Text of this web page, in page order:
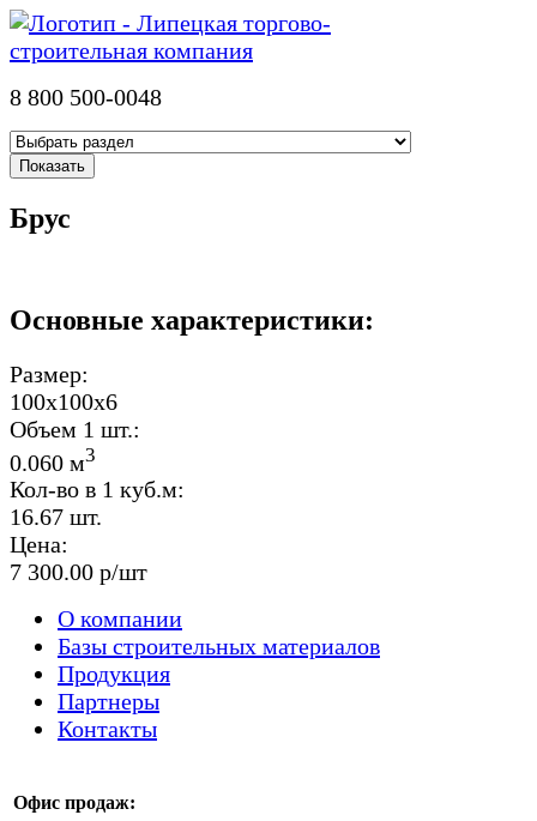
8 800 500-0048
Брус
Основные характеристики:
Размер:
100х100х6
Объем 1 шт.:
0.060 м3
Кол-во в 1 куб.м:
16.67 шт.
Цена:
7 300.00 р/шт
О компании
Базы строительных материалов
Продукция
Партнеры
Контакты
Офис продаж: